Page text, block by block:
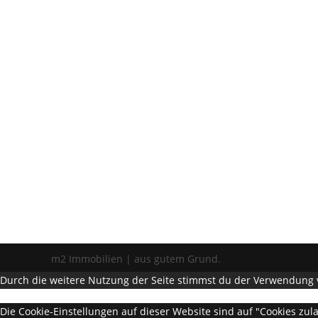
m2 Immobilien | aus gutem Grund.
Durch die weitere Nutzung der Seite stimmst du der Verwendung
Die Cookie-Einstellungen auf dieser Website sind auf "Cookies